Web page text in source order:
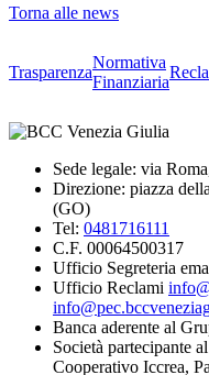
Torna alle news
Trasparenza
Normativa
Finanziaria
Sede legale: via
Direzione: piazza
(GO)
Tel: 0481716111
C.F. 00064500317
Ufficio Segreteria
Ufficio Reclami
Banca aderente al
Società partecipante
Cooperativo Iccrea,